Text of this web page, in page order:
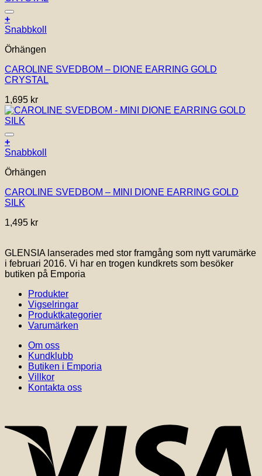
+
Snabbkoll
Örhängen
CAROLINE SVEDBOM – DIONE EARRING GOLD
CRYSTAL
1,695 kr
+
Snabbkoll
Örhängen
CAROLINE SVEDBOM – MINI DIONE EARRING GOLD
SILK
1,495 kr
GLENSIA lanserades med stor framgång som nytt varumärke
i februari 2016. Vi har en trogen kundkrets som besöker
butiken på Emporia
Produkter
Vigselringar
Produktkategorier
Varumärken
Om oss
Kundklubb
Butiken i Emporia
Villkor
Kontakta oss